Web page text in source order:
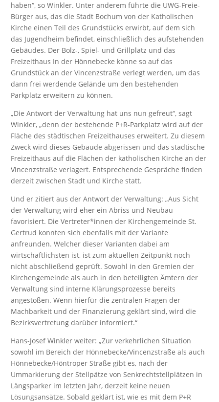
haben“, so Winkler. Unter anderem führte die UWG-Freie-
Bürger aus, das die Stadt Bochum von der Katholischen
Kirche einen Teil des Grundstücks erwirbt, auf dem sich
das Jugendheim befindet, einschließlich des aufstehenden
Gebäudes. Der Bolz-, Spiel- und Grillplatz und das
Freizeithaus In der Hönnebecke könne so auf das
Grundstück an der Vincenzstraße verlegt werden, um das
dann frei werdende Gelände um den bestehenden
Parkplatz erweitern zu können.
„Die Antwort der Verwaltung hat uns nun gefreut“, sagt
Winkler, „denn der bestehende P+R-Parkplatz wird auf der
Fläche des städtischen Freizeithauses erweitert. Zu diesem
Zweck wird dieses Gebäude abgerissen und das städtische
Freizeithaus auf die Flächen der katholischen Kirche an der
Vincenzstraße verlagert. Entsprechende Gespräche finden
derzeit zwischen Stadt und Kirche statt.
Und er zitiert aus der Antwort der Verwaltung: „Aus Sicht
der Verwaltung wird eher ein Abriss und Neubau
favorisiert. Die Vertreter*innen der Kirchengemeinde St.
Gertrud konnten sich ebenfalls mit der Variante
anfreunden. Welcher dieser Varianten dabei am
wirtschaftlichsten ist, ist zum aktuellen Zeitpunkt noch
nicht abschließend geprüft. Sowohl in den Gremien der
Kirchengemeinde als auch in den beteiligten Ämtern der
Verwaltung sind interne Klärungsprozesse bereits
angestoßen. Wenn hierfür die zentralen Fragen der
Machbarkeit und der Finanzierung geklärt sind, wird die
Bezirksvertretung darüber informiert.“
Hans-Josef Winkler weiter: „Zur verkehrlichen Situation
sowohl im Bereich der Hönnebecke/Vincenzstraße als auch
Hönnebecke/Höntroper Straße gibt es, nach der
Ummarkierung der Stellpätze von Senkrechtstellplätzen in
Längsparker im letzten Jahr, derzeit keine neuen
Lösungsansätze. Sobald geklärt ist, wie es mit dem P+R